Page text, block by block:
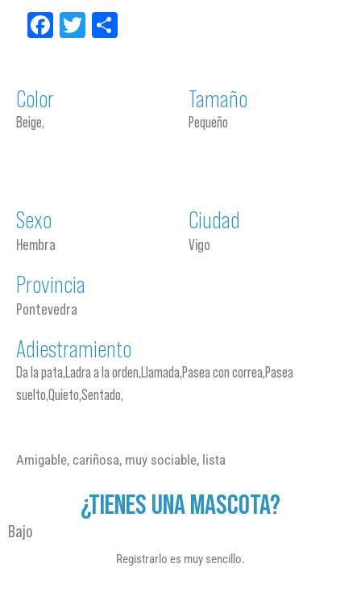
Facebook
Twitter
Color
Beige,
Tamaño
Pequeño
Sexo
Hembra
Ciudad
Vigo
Provincia
Pontevedra
Adiestramiento
Da la pata,Ladra a la orden,Llamada,Pasea con correa,Pasea
suelto,Quieto,Sentado,
Amigable, cariñosa, muy sociable, lista
¿TIENES UNA MASCOTA?
Bajo
Registrarlo es muy sencillo.